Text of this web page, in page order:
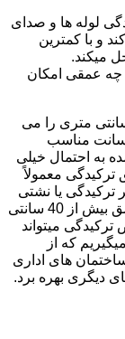
لوله ها و صدای
و با کمترین
میکند.
چه عمقی امکان
های نشت یابی لوله صوتی تا عمق 40 سانتی متری را می
نشت یابی کنند و برای عمقی بالاتر از 40 سانت مناسب
به احتمال خیلی
معمولاً
اگر ترکیدگی یا نشتی
لوله زیاد باشد و صدایی را ایجاد کند حتی اگر عمق بیش از 40 سانتی
میتواند
که از
های اداری
دیگری بهره برد.